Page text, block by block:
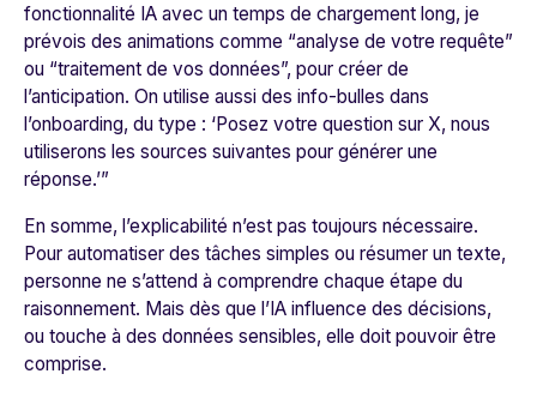
fonctionnalité IA avec un temps de chargement long, je
prévois des animations comme “analyse de votre requête”
ou “traitement de vos données”, pour créer de
l’anticipation. On utilise aussi des info-bulles dans
l’onboarding, du type : ‘Posez votre question sur X, nous
utiliserons les sources suivantes pour générer une
réponse.’”
En somme, l’explicabilité n’est pas toujours nécessaire.
Pour automatiser des tâches simples ou résumer un texte,
personne ne s’attend à comprendre chaque étape du
raisonnement. Mais dès que l’IA influence des décisions,
ou touche à des données sensibles, elle doit pouvoir être
comprise.